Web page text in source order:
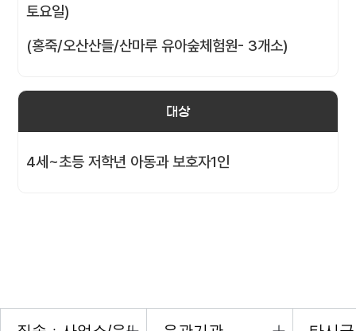
토요일)
(홍죽/오산산들/산마루 유아숲체험원- 3개소)
대상
4세~초등 저학년 아동과 보호자1인